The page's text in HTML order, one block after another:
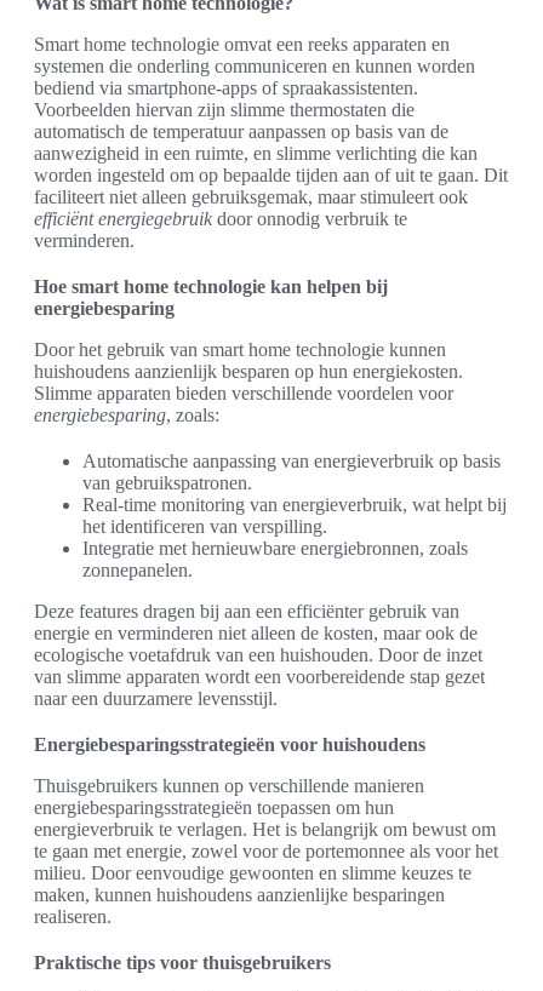
Smart home technologie omvat een reeks apparaten en
systemen die onderling communiceren en kunnen worden
bediend via smartphone-apps of spraakassistenten.
Voorbeelden hiervan zijn slimme thermostaten die
automatisch de temperatuur aanpassen op basis van de
aanwezigheid in een ruimte, en slimme verlichting die kan
worden ingesteld om op bepaalde tijden aan of uit te gaan. Dit
faciliteert niet alleen gebruiksgemak, maar stimuleert ook
efficiënt energiegebruik door onnodig verbruik te
verminderen.
Hoe smart home technologie kan helpen bij
energiebesparing
Door het gebruik van smart home technologie kunnen
huishoudens aanzienlijk besparen op hun energiekosten.
Slimme apparaten bieden verschillende voordelen voor
energiebesparing, zoals:
Automatische aanpassing van energieverbruik op basis
van gebruikspatronen.
Real-time monitoring van energieverbruik, wat helpt bij
het identificeren van verspilling.
Integratie met hernieuwbare energiebronnen, zoals
zonnepanelen.
Deze features dragen bij aan een efficiënter gebruik van
energie en verminderen niet alleen de kosten, maar ook de
ecologische voetafdruk van een huishouden. Door de inzet
van slimme apparaten wordt een voorbereidende stap gezet
naar een duurzamere levensstijl.
Energiebesparingsstrategieën voor huishoudens
Thuisgebruikers kunnen op verschillende manieren
energiebesparingsstrategieën toepassen om hun
energieverbruik te verlagen. Het is belangrijk om bewust om
te gaan met energie, zowel voor de portemonnee als voor het
milieu. Door eenvoudige gewoonten en slimme keuzes te
maken, kunnen huishoudens aanzienlijke besparingen
realiseren.
Praktische tips voor thuisgebruikers